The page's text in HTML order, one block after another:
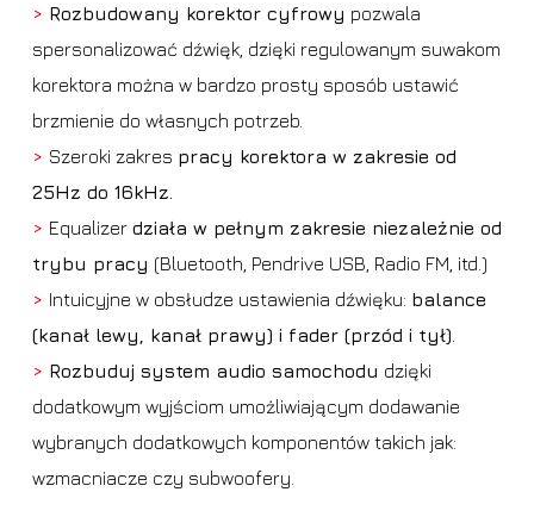
> Rozbudowany korektor cyfrowy pozwala
spersonalizować dźwięk, dzięki regulowanym suwakom
korektora można w bardzo prosty sposób ustawić
brzmienie do własnych potrzeb.
> Szeroki zakres pracy korektora w zakresie od
25Hz do 16kHz.
> Equalizer działa w pełnym zakresie niezależnie od
trybu pracy (Bluetooth, Pendrive USB, Radio FM, itd.)
> Intuicyjne w obsłudze ustawienia dźwięku: balance
(kanał lewy, kanał prawy) i fader (przód i tył)
> Rozbuduj system audio samochodu dzięki
dodatkowym wyjściom umożliwiającym dodawanie
wybranych dodatkowych komponentów takich jak:
wzmacniacze czy subwoofery.